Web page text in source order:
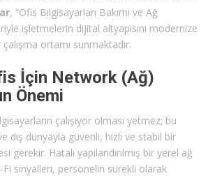
, “Ofis Bilgisayarları Bakımı ve Ağ
işletmelerin dijital altyapısını modernize
ortamı sunmaktadır.
İçin Network (Ağ)
Önemi
çalışıyor olması yetmez; bu
dış dünyayla güvenli, hızlı ve stabil bir
gerekir. Hatalı yapılandırılmış bir yerel ağ
Fi sinyalleri, personelin sürekli olarak